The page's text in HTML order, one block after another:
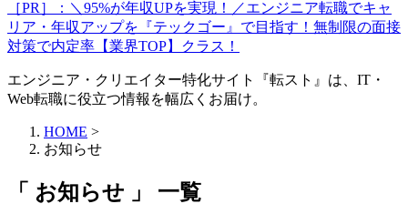
［PR］：＼95%が年収UPを実現！／エンジニア転職でキャ
リア・年収アップを『テックゴー』で目指す！無制限の面接
対策で内定率【業界TOP】クラス！
エンジニア・クリエイター特化サイト『転スト』は、IT・
Web転職に役立つ情報を幅広くお届け。
HOME >
お知らせ
「 お知らせ 」 一覧